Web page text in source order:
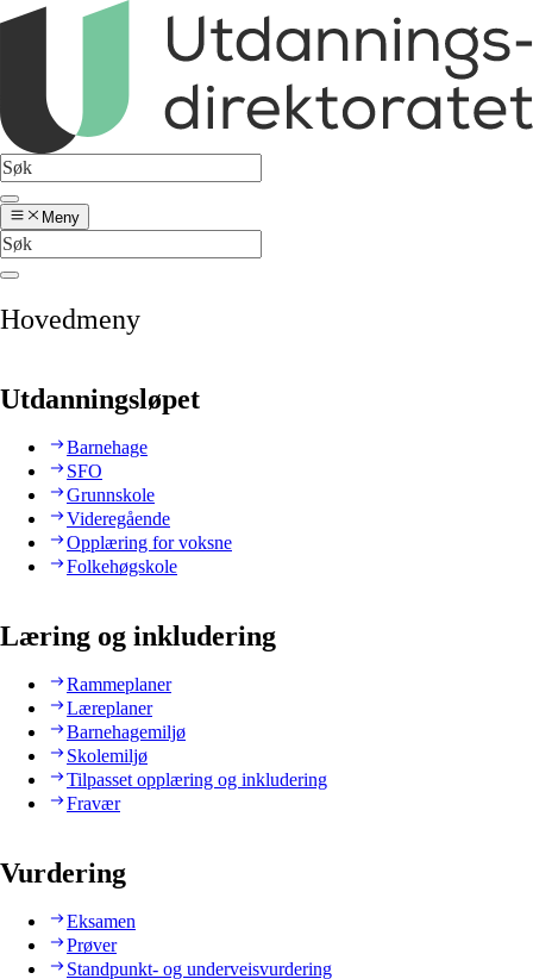
Meny
Hovedmeny
Utdanningsløpet
Barnehage
SFO
Grunnskole
Videregående
Opplæring for voksne
Folkehøgskole
Læring og inkludering
Rammeplaner
Læreplaner
Barnehagemiljø
Skolemiljø
Tilpasset opplæring og inkludering
Fravær
Vurdering
Eksamen
Prøver
Standpunkt- og underveisvurdering